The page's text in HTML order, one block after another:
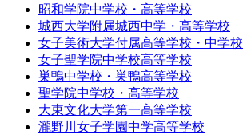
昭和学院中学校・高等学校
城西大学附属城西中学・高等学校
女子美術大学付属高等学校・中学校
女子聖学院中学校高等学校
巣鴨中学校・巣鴨高等学校
聖学院中学校・高等学校
大東文化大学第一高等学校
瀧野川女子学園中学高等学校